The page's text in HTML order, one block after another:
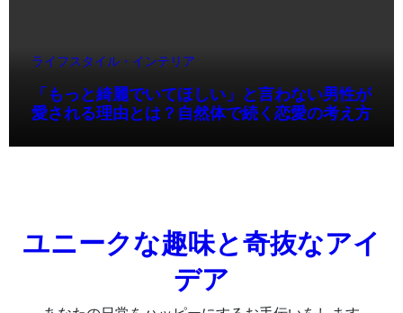
ライフスタイル・インテリア
「もっと綺麗でいてほしい」と言わない男性が
愛される理由とは？自然体で続く恋愛の考え方
ユニークな趣味と奇抜なアイ
デア